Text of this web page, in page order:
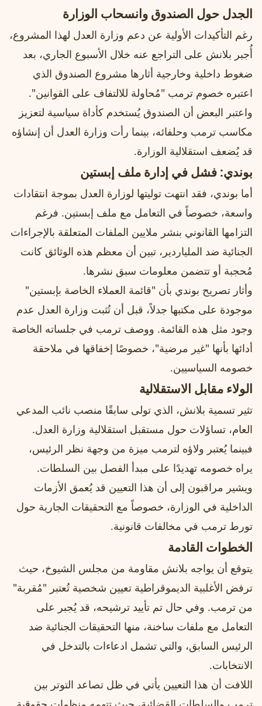
الجدل حول الصندوق وانسحاب الوزارة
رغم التأكيدات الأولية عن دعم وزارة العدل لهذا المشروع،
أُجبر بلانش على التراجع عنه خلال الأسبوع الجاري، بعد
ضغوط داخلية وخارجية أثارها مشروع الصندوق الذي
اعتبره خصوم ترمب "مُحاولة للالتفاف على القوانين".
واعتبر البعض أن الصندوق يُستخدم كأداة سياسية لتعزيز
مكاسب ترمب وحلفائه، بينما رأت وزارة العدل أن إنشاؤه
قد يُضعف استقلالية الوزارة.
بوندي: فشل في إدارة ملف إبستين
أما بوندي، فقد انتهت توليتها لوزارة العدل بموجة انتقادات
واسعة، خصوصاً في التعامل مع ملف إبستين. فرغم
التزامها القانوني بنشر ملايين الملفات المتعلقة بالإجراءات
الجنائية ضد الملياردير، تبين أن معظم هذه الوثائق كانت
مُحجبة أو تتضمن معلومات سبق نشرها.
وأثار تصريح بوندي بأن "قائمة العملاء الخاصة بإبستين"
موجودة على مكتبها جدلاً، قبل أن تُثبت وزارة العدل عدم
وجود مثل هذه القائمة. ووصف ترمب في جلساته الخاصة
أدائها بأنها "غير مرضية"، خصوصًا إخفاقها في ملاحقة
خصومه السياسيين.
الولاء مقابل الاستقلالية
تثير تسمية بلانش، الذي تولى سابقًا منصب نائب المدعي
العام، تساؤلات حول مستقبل استقلالية وزارة العدل.
فبينما يُعتبر ولاؤه لترمب ميزة من وجهة نظر الرئيس،
يراه خصومه تهديدًا على مبدأ الفصل بين السلطات.
ويشير مراقبون إلى أن هذا التعيين قد يُعمق الأزمات
الداخلية في الوزارة، خصوصاً مع التحقيقات الجارية حول
تورط ترمب في مخالفات قانونية.
الخطوات القادمة
يتوقع أن يواجه بلانش مقاومة من مجلس الشيوخ، حيث
ترفض الأغلبية الديموقراطية تعيين شخصية تُعتبر "مُقربة"
من ترمب. وفي حال تم تأييد ترشيحه، قد يُجبر على
التعامل مع ملفات ساخنة، منها التحقيقات الجنائية ضد
الرئيس السابق، والتي تشمل ادعاءات بالتدخل في
الانتخابات.
اللافت أن هذا التعيين يأتي في ظل تصاعد التوتر بين